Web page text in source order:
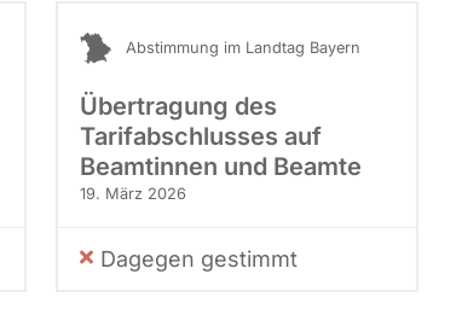
Abstimmung im Landtag Bayern
Übertragung des
Tarifabschlusses auf
Beamtinnen und Beamte
19. März 2026
Dagegen gestimmt